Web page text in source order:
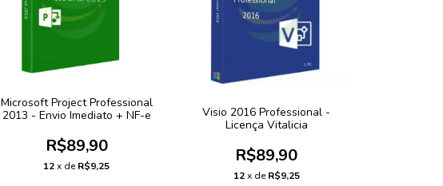
Microsoft Project Professional
2013 - Envio Imediato + NF-e
R$89,90
12 x deR$9,25
Visio 2016 Professional -
Licença Vitalicia
R$89,90
12 x deR$9,25